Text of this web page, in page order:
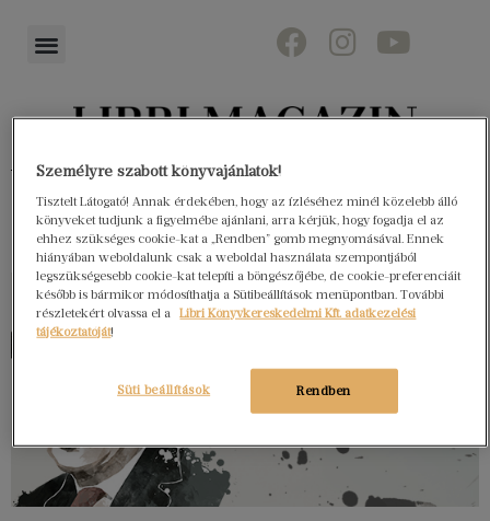
Könyvektől az olvasókig
Személyre szabott könyvajánlatok!
Tisztelt Látogató! Annak érdekében, hogy az ízléséhez minél közelebb álló
könyveket tudjunk a figyelmébe ajánlani, arra kérjük, hogy fogadja el az
ehhez szükséges cookie-kat a „Rendben” gomb megnyomásával. Ennek
hiányában weboldalunk csak a weboldal használata szempontjából
legszükségesebb cookie-kat telepíti a böngészőjébe, de cookie-preferenciáit
később is bármikor módosíthatja a Sütibeállítások menüpontban. További
részletekért olvassa el a
Libri Könyvkereskedelmi Kft. adatkezelési
tájékoztatóját!
Rendben
Süti beállítások